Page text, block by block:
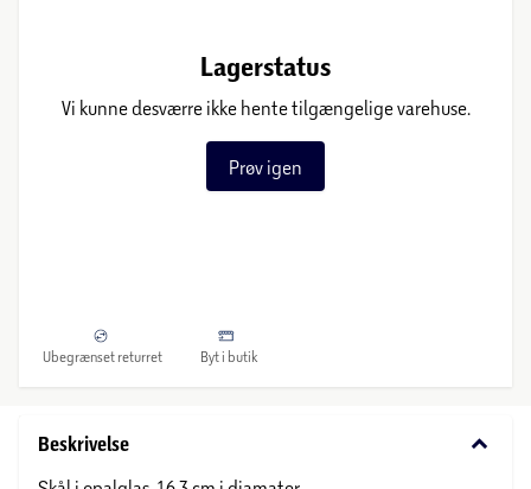
Lagerstatus
Vi kunne desværre ikke hente tilgængelige varehuse.
Prøv igen
Ubegrænset returret Byt i butik
Beskrivelse keyboard_arrow_down